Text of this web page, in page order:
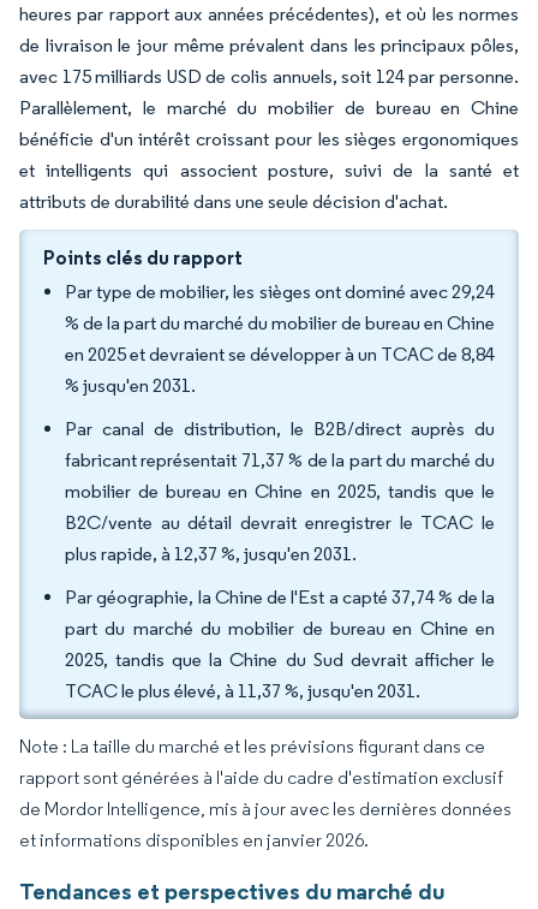
heures par rapport aux années précédentes), et où les normes
de livraison le jour même prévalent dans les principaux pôles,
avec 175 milliards USD de colis annuels, soit 124 par personne.
Parallèlement, le marché du mobilier de bureau en Chine
bénéficie d'un intérêt croissant pour les sièges ergonomiques
et intelligents qui associent posture, suivi de la santé et
attributs de durabilité dans une seule décision d'achat.
Points clés du rapport
Par type de mobilier, les sièges ont dominé avec 29,24
% de la part du marché du mobilier de bureau en Chine
en 2025 et devraient se développer à un TCAC de 8,84
% jusqu'en 2031.
Par canal de distribution, le B2B/direct auprès du
fabricant représentait 71,37 % de la part du marché du
mobilier de bureau en Chine en 2025, tandis que le
B2C/vente au détail devrait enregistrer le TCAC le
plus rapide, à 12,37 %, jusqu'en 2031.
Par géographie, la Chine de l'Est a capté 37,74 % de la
part du marché du mobilier de bureau en Chine en
2025, tandis que la Chine du Sud devrait afficher le
TCAC le plus élevé, à 11,37 %, jusqu'en 2031.
Note : La taille du marché et les prévisions figurant dans ce
rapport sont générées à l'aide du cadre d'estimation exclusif
de Mordor Intelligence, mis à jour avec les dernières données
et informations disponibles en janvier 2026.
Tendances et perspectives du marché du